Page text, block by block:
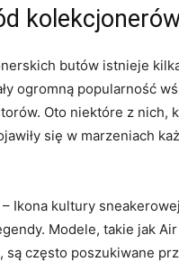
butów istnieje
ogromną popularność
Oto niektóre z nich,
się w marzeniach
– Ikona kultury
Modele, takie jak
są często poszukiwane